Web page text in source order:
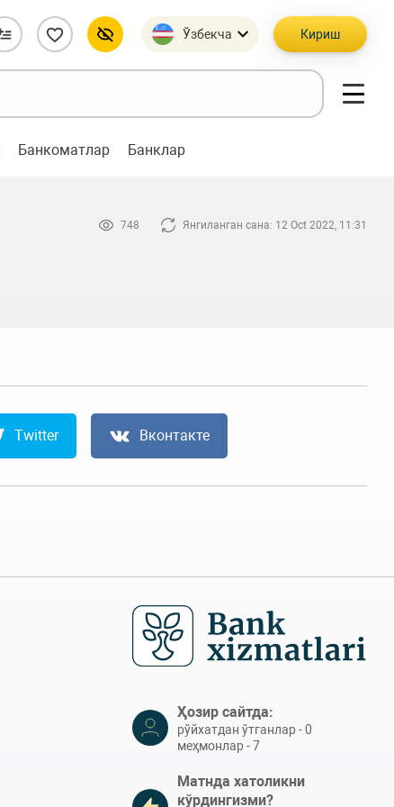
Ўзбекча Кириш
Банкоматлар Банклар
748 Янгиланган сана: 12 Oct 2022, 11:31
Twitter Вконтакте
Ҳозир сайтда:
рўйхатдан ўтганлар - 0
меҳмонлар - 7
Матнда хатоликни
кўрдингизми?